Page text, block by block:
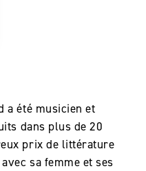
a été musicien et
dans plus de 20
prix de littérature
sa femme et ses